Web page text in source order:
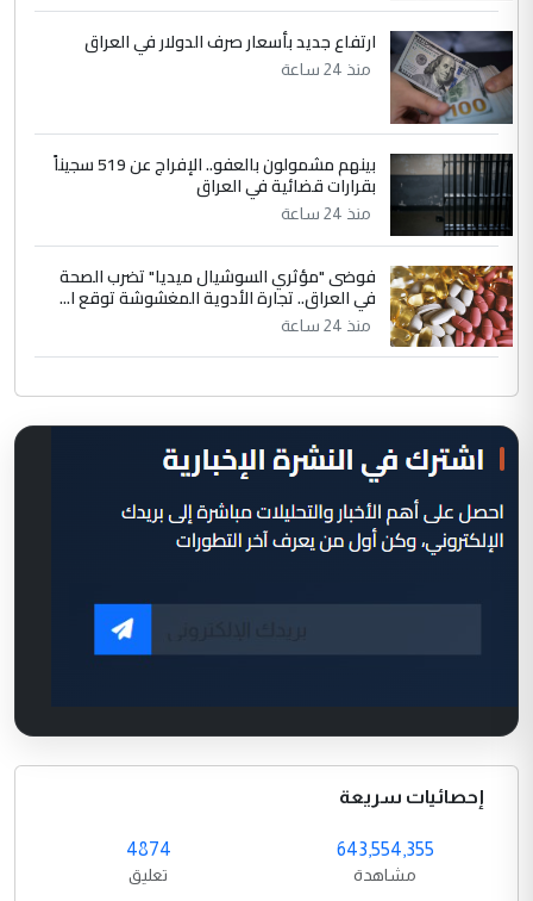
ارتفاع جديد بأسعار صرف الدولار في العراق
منذ 24 ساعة
بينهم مشمولون بالعفو.. الإفراج عن 519 سجيناً
بقرارات قضائية في العراق
منذ 24 ساعة
فوضى "مؤثري السوشيال ميديا" تضرب الصحة
في العراق.. تجارة الأدوية المغشوشة توقع ا...
منذ 24 ساعة
إحصائيات سريعة
643,554,355
مشاهدة
4874
تعليق